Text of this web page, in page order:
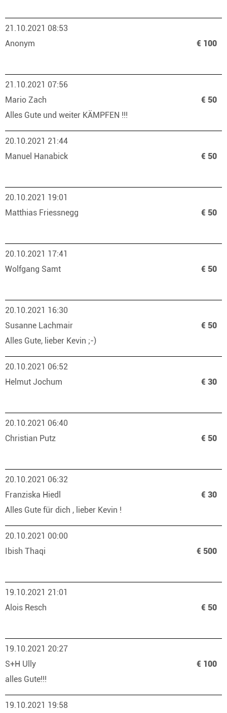
21.10.2021 08:53
Anonym
€ 100
21.10.2021 07:56
Mario Zach
€ 50
Alles Gute und weiter KÄMPFEN !!!
20.10.2021 21:44
Manuel Hanabick
€ 50
20.10.2021 19:01
Matthias Friessnegg
€ 50
20.10.2021 17:41
Wolfgang Samt
€ 50
20.10.2021 16:30
Susanne Lachmair
€ 50
Alles Gute, lieber Kevin ;-)
20.10.2021 06:52
Helmut Jochum
€ 30
20.10.2021 06:40
Christian Putz
€ 50
20.10.2021 06:32
Franziska Hiedl
€ 30
Alles Gute für dich , lieber Kevin !
20.10.2021 00:00
Ibish Thaqi
€ 500
19.10.2021 21:01
Alois Resch
€ 50
19.10.2021 20:27
S+H Ully
€ 100
alles Gute!!!
19.10.2021 19:58